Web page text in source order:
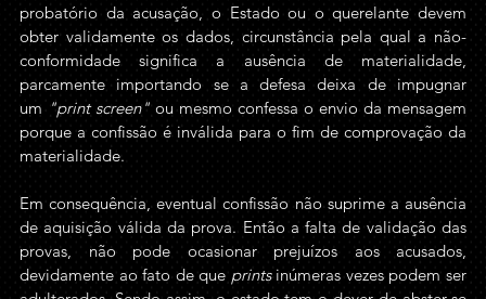
probatório da acusação, o Estado ou o querelante devem
obter validamente os dados, circunstância pela qual a não-
conformidade significa a ausência de materialidade,
parcamente importando se a defesa deixa de impugnar
um "print screen" ou mesmo confessa o envio da mensagem
porque a confissão é inválida para o fim de comprovação da
materialidade.
Em consequência, eventual confissão não suprime a ausência
de aquisição válida da prova. Então a falta de validação das
provas, não pode ocasionar prejuízos aos acusados,
devidamente ao fato de que prints inúmeras vezes podem ser